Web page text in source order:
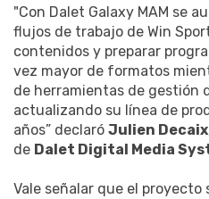
"Con Dalet Galaxy MAM se
flujos de trabajo de Win
contenidos y preparar
vez mayor de formatos
de herramientas de gestión
actualizando su línea de
años” declaró Julien Decaix
de Dalet Digital Media
Vale señalar que el proyecto